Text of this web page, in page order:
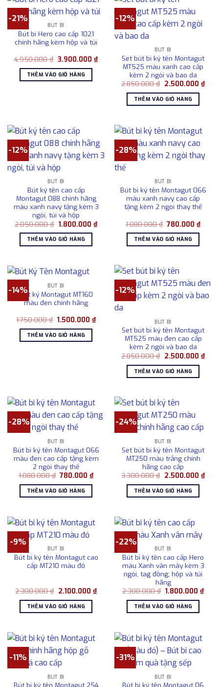
-21%
BÚT BI
Bút bi Hero cao cấp 1021
chính hãng kèm hộp và túi
4.950.000₫ Giá
là:
4.950.000 ₫.
3.900.000 ₫Giá
hiện
3.900.000 ₫.
THÊM VÀO GIỎ HÀNG
-12%
BÚT BI
Set bút bi ký tên Montagut
MT525 màu xanh cao cấp
kèm 2 ngòi và bao da
2.850.000₫ Giá
là:
2.850.000 ₫.
2.500.000 ₫Giá
hiện
THÊM VÀO GIỎ HÀNG
-12%
BÚT BI
Bút ký tên cao cấp
Montagut 088 chính hãng
màu xanh navy tặng kèm 3
ngòi, túi và hộp
2.050.000₫ Giá
là:
2.050.000 ₫.
1.800.000 ₫Giá
hiện
1.800.000 ₫.
THÊM VÀO GIỎ HÀNG
-28%
BÚT BI
Bút bi ký tên Montagut 066
màu xanh navy cao cấp
tặng kèm 2 ngòi thay thế
1.080.000₫ Giá
là:
1.080.000 ₫.
780.000₫Giá
hiện
THÊM VÀO GIỎ HÀNG
-14% BÚT BI
Bút ký Montagut MT160
màu đen chính hãng
1.750.000₫ Giá
là:
1.750.000 ₫.
1.500.000₫Giá
hiện
1.500.000 ₫.
THÊM VÀO GIỎ HÀNG
-12%
BÚT BI
Set bút bi ký tên Montagut
MT525 màu đen cao cấp
kèm 2 ngòi và bao da
2.850.000₫ Giá
là:
2.850.000 ₫.
2.500.000 ₫Giá
hiện
THÊM VÀO GIỎ HÀNG
-28%
BÚT BI
Bút bi ký tên Montagut 066
màu đen cao cấp tặng kèm
2 ngòi thay thế
1.080.000₫ Giá
là:
1.080.000 ₫.
780.000₫Giá
hiện
780.000 ₫.
THÊM VÀO GIỎ HÀNG
-24%
BÚT BI
Set bút bi ký tên Montagut
MT250 màu trắng chính
hãng cao cấp
3.300.000₫ Giá
là:
3.300.000 ₫.
2.500.000 ₫Giá
hiện
THÊM VÀO GIỎ HÀNG
-9%
BÚT BI
Bút bi ký tên Montagut cao
cấp MT210 màu đỏ
2.300.000₫ Giá
là:
2.300.000 ₫.
2.100.000 ₫Giá
THÊM VÀO GIỎ HÀNG
-22%
BÚT BI
Bút bi ký tên cao cấp Hero
màu Xanh vân mây kèm 3
ngòi, tag đồng; hộp và túi
hãng
2.300.000₫ Giá
là:
2.300.000 ₫.
1.800.000₫Giá
THÊM VÀO GIỎ HÀNG
-11%
BÚT BI
Bút bi ký tên Montagut 254
-31%
BÚT BI
Bút bi ký tên Montagut 06